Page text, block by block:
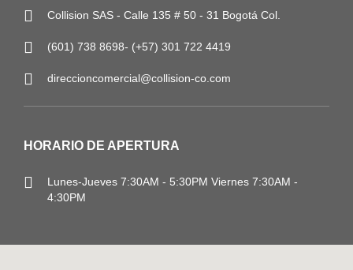
Collision SAS - Calle 135 # 50 - 31 Bogotá Col.
(601) 738 8698- (+57) 301 722 4419
direccioncomercial@collision-co.com
HORARIO DE APERTURA
Lunes-Jueves 7:30AM - 5:30PM Viernes 7:30AM -
4:30PM